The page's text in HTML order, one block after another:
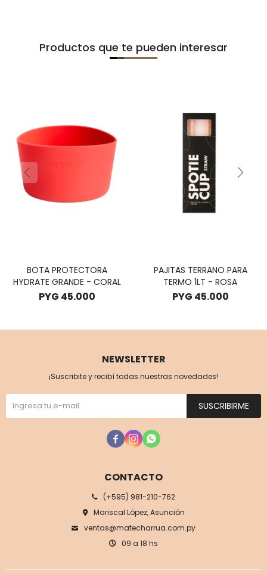
Productos que te pueden interesar
BOTA PROTECTORA
HYDRATE GRANDE - CORAL
PYG 45.000
PAJITAS TERRANO PARA
TERMO 1LT - ROSA
PYG 45.000
CONTACTO
(+595) 981-210-762
Mariscal López, Asunción
ventas@matecharrua.com.py
09 a 18 hs
NEWSLETTER
¡Suscribite y recibí todas nuestras novedades!
SUSCRIBIRME
  